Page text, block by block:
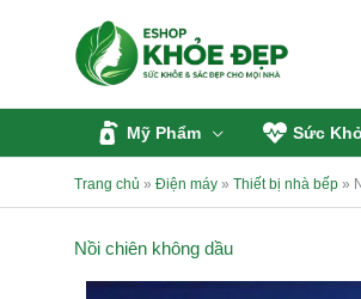
Mỹ Phẩm Sức
Trang chủ » Điện máy » Thiết bị nhà bếp »
Nồi chiên không dầu